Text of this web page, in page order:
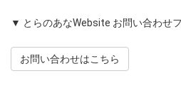
▼ とらのあなWebsite お問い合わせ
お問い合わせはこちら